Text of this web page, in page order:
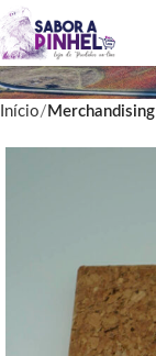
Início Merchandising